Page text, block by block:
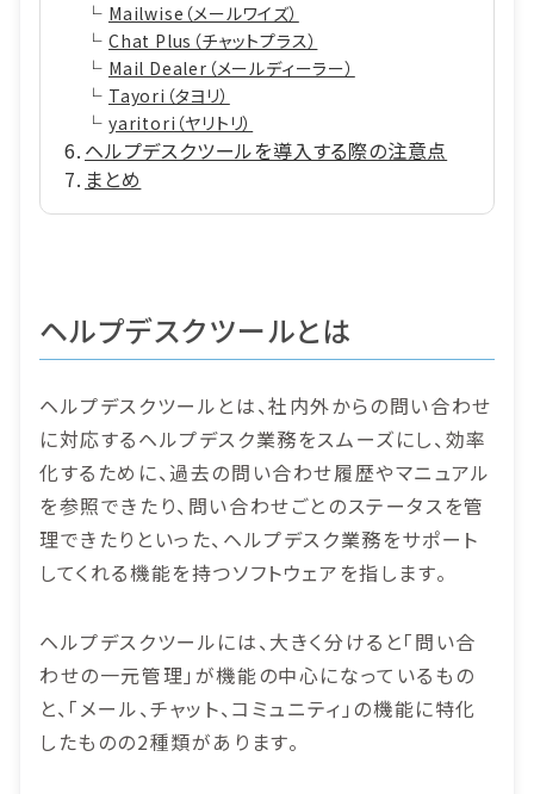
Mailwise（メールワイズ）
Chat Plus（チャットプラス）
Mail Dealer（メールディーラー）
Tayori（タヨリ）
yaritori（ヤリトリ）
ヘルプデスクツールを導入する際の注意点
まとめ
ヘルプデスクツールとは
ヘルプデスクツールとは、社内外からの問い合わせ
に対応するヘルプデスク業務をスムーズにし、効率
化するために、過去の問い合わせ履歴やマニュアル
を参照できたり、問い合わせごとのステータスを管
理できたりといった、ヘルプデスク業務をサポート
してくれる機能を持つソフトウェアを指します。
ヘルプデスクツールには、大きく分けると「問い合
わせの一元管理」が機能の中心になっているもの
と、「メール、チャット、コミュニティ」の機能に特化
したものの2種類があります。